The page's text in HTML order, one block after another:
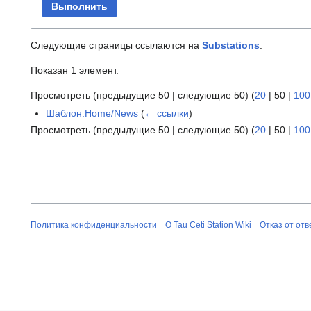
Выполнить
Следующие страницы ссылаются на Substations:
Показан 1 элемент.
Просмотреть (предыдущие 50 | следующие 50) (20 | 50 | 100
Шаблон:Home/News (← ссылки)
Просмотреть (предыдущие 50 | следующие 50) (20 | 50 | 100
Политика конфиденциальности О Tau Ceti Station Wiki Отказ от